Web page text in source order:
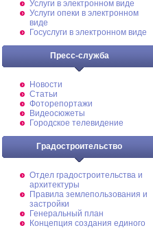
Услуги в электронном виде
Услуги опеки в электронном
виде
Госуслуги в электронном виде
Пресс-служба
Новости
Статьи
Фоторепортажи
Видеосюжеты
Городское телевидение
Градостроительство
Отдел градостроительства и
архитектуры
Правила землепользования и
застройки
Генеральный план
Концепция создания единого